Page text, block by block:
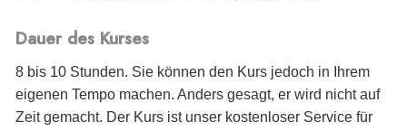
Dauer des Kurses
8 bis 10 Stunden. Sie können den Kurs jedoch in Ihrem
eigenen Tempo machen. Anders gesagt, er wird nicht auf
Zeit gemacht. Der Kurs ist unser kostenloser Service für